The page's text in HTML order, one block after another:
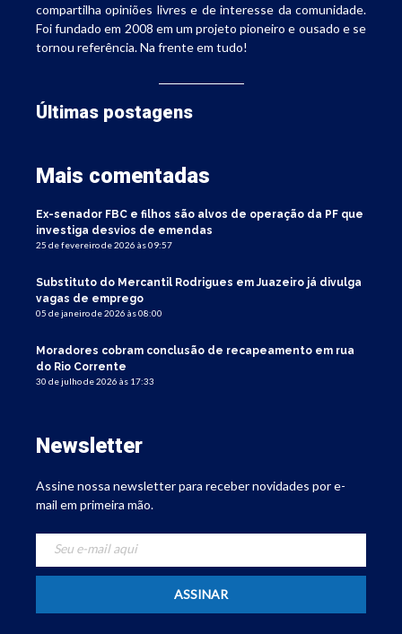
compartilha opiniões livres e de interesse da comunidade.
Foi fundado em 2008 em um projeto pioneiro e ousado e se
tornou referência. Na frente em tudo!
Últimas postagens
Mais comentadas
Ex-senador FBC e filhos são alvos de operação da PF que
investiga desvios de emendas
25 de fevereiro de 2026 às 09:57
Substituto do Mercantil Rodrigues em Juazeiro já divulga
vagas de emprego
05 de janeiro de 2026 às 08:00
Moradores cobram conclusão de recapeamento em rua
do Rio Corrente
30 de julho de 2026 às 17:33
Newsletter
Assine nossa newsletter para receber novidades por e-
mail em primeira mão.